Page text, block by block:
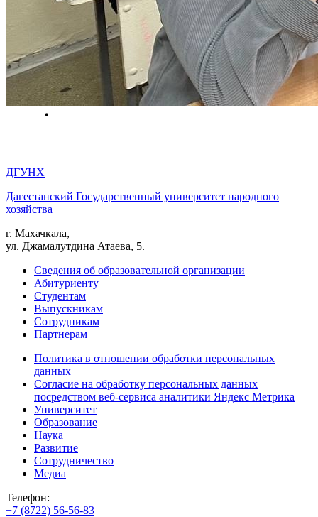
ДГУНХ
Дагестанский Государственный университет народного
хозяйства
г. Махачкала,
ул. Джамалутдина Атаева, 5.
Сведения об образовательной организации
Абитуриенту
Студентам
Выпускникам
Сотрудникам
Партнерам
Политика в отношении обработки персональных
данных
Согласие на обработку персональных данных
посредством веб-сервиса аналитики Яндекс Метрика
Университет
Образование
Наука
Развитие
Сотрудничество
Медиа
Телефон:
+7 (8722) 56-56-83